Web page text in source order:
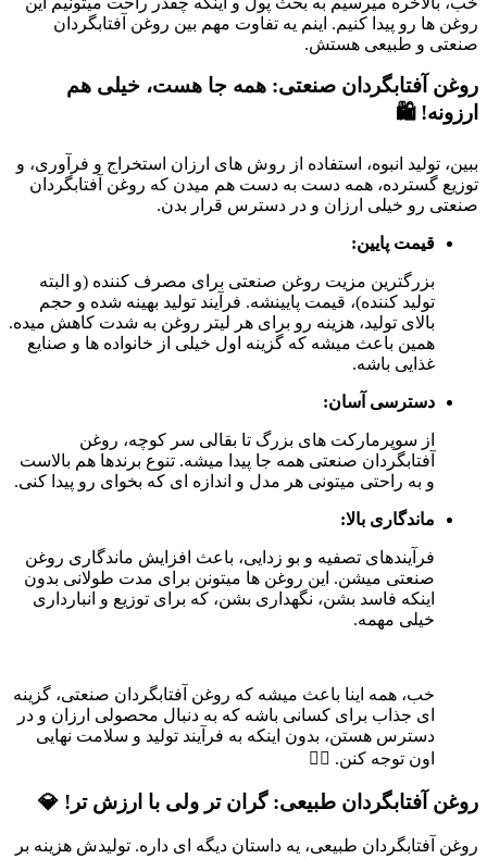
روغن ها رو پیدا کنیم. اینم یه تفاوت مهم بین روغن آفتابگردان
صنعتی و طبیعی هستش.
روغن آفتابگردان صنعتی: همه جا هست، خیلی هم
ارزونه! 🛍️
ببین، تولید انبوه، استفاده از روش های ارزان استخراج و فرآوری، و
توزیع گسترده، همه دست به دست هم میدن که روغن آفتابگردان
صنعتی رو خیلی ارزان و در دسترس قرار بدن.
قیمت پایین:
بزرگترین مزیت روغن صنعتی برای مصرف کننده (و البته
تولید کننده)، قیمت پایینشه. فرآیند تولید بهینه شده و حجم
بالای تولید، هزینه رو برای هر لیتر روغن به شدت کاهش میده.
همین باعث میشه که گزینه اول خیلی از خانواده ها و صنایع
غذایی باشه.
دسترسی آسان:
از سوپرمارکت های بزرگ تا بقالی سر کوچه، روغن
آفتابگردان صنعتی همه جا پیدا میشه. تنوع برندها هم بالاست
و به راحتی میتونی هر مدل و اندازه ای که بخوای رو پیدا کنی.
ماندگاری بالا:
فرآیندهای تصفیه و بو زدایی، باعث افزایش ماندگاری روغن
صنعتی میشن. این روغن ها میتونن برای مدت طولانی بدون
اینکه فاسد بشن، نگهداری بشن، که برای توزیع و انبارداری
خیلی مهمه.
خب، همه اینا باعث میشه که روغن آفتابگردان صنعتی، گزینه
ای جذاب برای کسانی باشه که به دنبال محصولی ارزان و در
دسترس هستن، بدون اینکه به فرآیند تولید و سلامت نهایی
اون توجه کنن. 🤷‍♀️
روغن آفتابگردان طبیعی: گران تر ولی با ارزش تر! 💎
روغن آفتابگردان طبیعی، یه داستان دیگه ای داره. تولیدش هزینه بر